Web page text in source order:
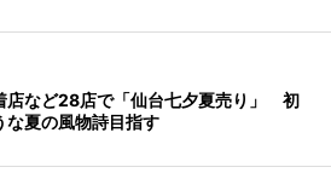
店など28店で「仙台七夕夏売り」 初
な夏の風物詩目指す